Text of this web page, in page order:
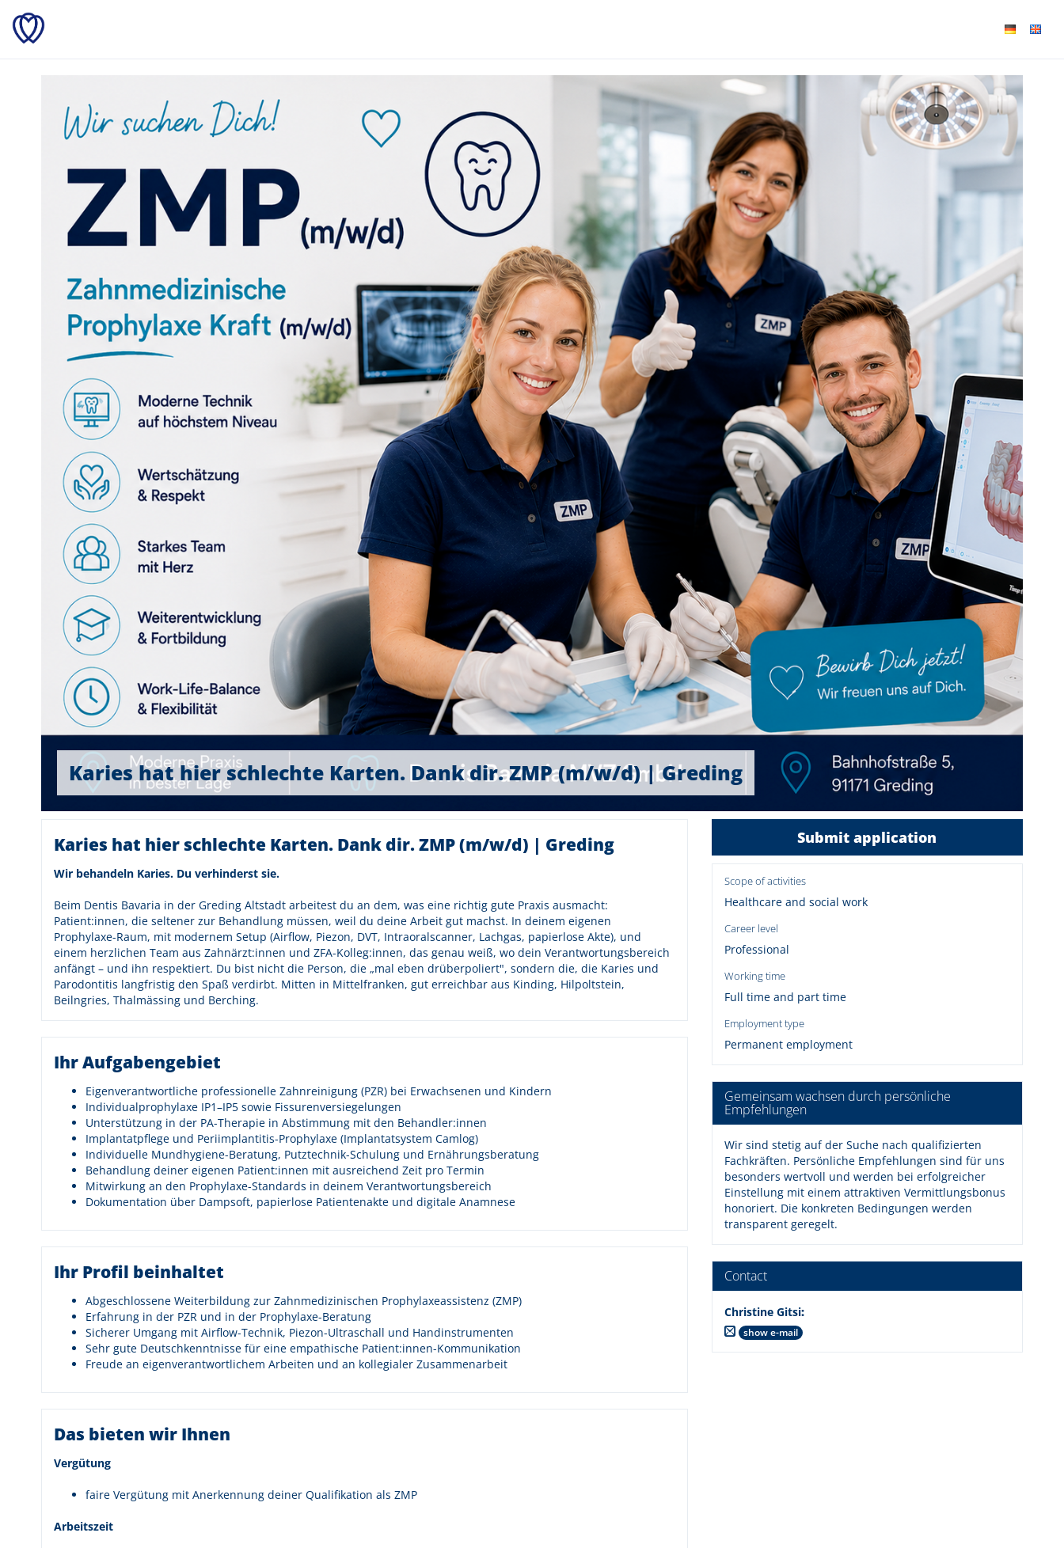
Karies hat hier schlechte Karten. Dank dir. ZMP (m/w/d) | Greding
Karies hat hier schlechte Karten. Dank dir. ZMP (m/w/d) | Greding
Wir behandeln Karies. Du verhinderst sie.
Beim Dentis Bavaria in der Greding Altstadt arbeitest du an dem, was eine richtig gute Praxis ausmacht:
Patient:innen, die seltener zur Behandlung müssen, weil du deine Arbeit gut machst. In deinem eigenen
Prophylaxe-Raum, mit modernem Setup (Airflow, Piezon, DVT, Intraoralscanner, Lachgas, papierlose Akte), und
einem herzlichen Team aus Zahnärzt:innen und ZFA-Kolleg:innen, das genau weiß, wo dein Verantwortungsbereich
anfängt – und ihn respektiert. Du bist nicht die Person, die „mal eben drüberpoliert", sondern die, die Karies und
Parodontitis langfristig den Spaß verdirbt. Mitten in Mittelfranken, gut erreichbar aus Kinding, Hilpoltstein,
Beilngries, Thalmässing und Berching.
Ihr Aufgabengebiet
Eigenverantwortliche professionelle Zahnreinigung (PZR) bei Erwachsenen und Kindern
Individualprophylaxe IP1–IP5 sowie Fissurenversiegelungen
Unterstützung in der PA-Therapie in Abstimmung mit den Behandler:innen
Implantatpflege und Periimplantitis-Prophylaxe (Implantatsystem Camlog)
Individuelle Mundhygiene-Beratung, Putztechnik-Schulung und Ernährungsberatung
Behandlung deiner eigenen Patient:innen mit ausreichend Zeit pro Termin
Mitwirkung an den Prophylaxe-Standards in deinem Verantwortungsbereich
Dokumentation über Dampsoft, papierlose Patientenakte und digitale Anamnese
Ihr Profil beinhaltet
Abgeschlossene Weiterbildung zur Zahnmedizinischen Prophylaxeassistenz (ZMP)
Erfahrung in der PZR und in der Prophylaxe-Beratung
Sicherer Umgang mit Airflow-Technik, Piezon-Ultraschall und Handinstrumenten
Sehr gute Deutschkenntnisse für eine empathische Patient:innen-Kommunikation
Freude an eigenverantwortlichem Arbeiten und an kollegialer Zusammenarbeit
Das bieten wir Ihnen
Vergütung
faire Vergütung mit Anerkennung deiner Qualifikation als ZMP
Arbeitszeit
Submit application
Scope of activities
Healthcare and social work
Career level
Professional
Working time
Full time and part time
Employment type
Permanent employment
Gemeinsam wachsen durch persönliche
Empfehlungen
Wir sind stetig auf der Suche nach qualifizierten
Fachkräften. Persönliche Empfehlungen sind für uns
besonders wertvoll und werden bei erfolgreicher
Einstellung mit einem attraktiven Vermittlungsbonus
honoriert. Die konkreten Bedingungen werden
transparent geregelt.
Contact
Christine Gitsi:
show e-mail